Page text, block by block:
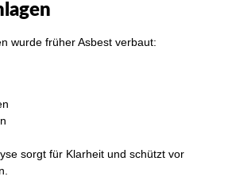
wurde früher Asbest verbaut:
sorgt für Klarheit und schützt vor